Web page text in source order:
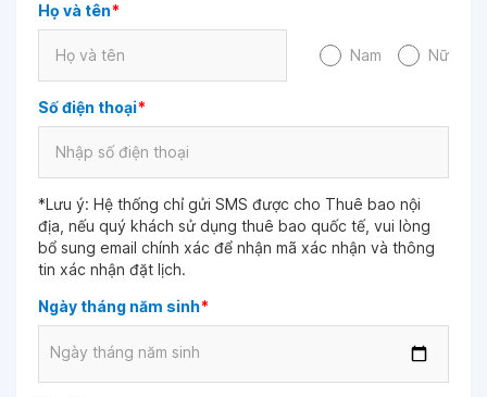
Họ và tên*
Nam Nữ
Số điện thoại*
*Lưu ý: Hệ thống chỉ gửi SMS được cho Thuê bao nội
địa, nếu quý khách sử dụng thuê bao quốc tế, vui lòng
bổ sung email chính xác để nhận mã xác nhận và thông
tin xác nhận đặt lịch.
Ngày tháng năm sinh*
Ngày tháng năm sinh